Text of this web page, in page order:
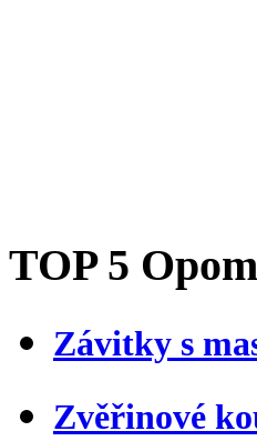
TOP 5
Závitky s
Zvěřinové